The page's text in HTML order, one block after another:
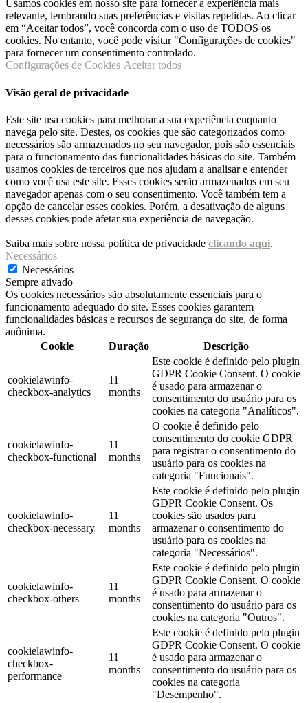
Usamos cookies em nosso site para fornecer a experiência mais
relevante, lembrando suas preferências e visitas repetidas. Ao clicar
em “Aceitar todos”, você concorda com o uso de TODOS os
cookies. No entanto, você pode visitar "Configurações de cookies"
para fornecer um consentimento controlado.
Configurações de Cookies Aceitar todos
Visão geral de privacidade
Este site usa cookies para melhorar a sua experiência enquanto
navega pelo site. Destes, os cookies que são categorizados como
necessários são armazenados no seu navegador, pois são essenciais
para o funcionamento das funcionalidades básicas do site. Também
usamos cookies de terceiros que nos ajudam a analisar e entender
como você usa este site. Esses cookies serão armazenados em seu
navegador apenas com o seu consentimento. Você também tem a
opção de cancelar esses cookies. Porém, a desativação de alguns
desses cookies pode afetar sua experiência de navegação.
Saiba mais sobre nossa política de privacidade clicando aqui.
Necessários
Necessários
Sempre ativado
Os cookies necessários são absolutamente essenciais para o
funcionamento adequado do site. Esses cookies garantem
funcionalidades básicas e recursos de segurança do site, de forma
anônima.
Cookie
Duração Descrição
cookielawinfo-
checkbox-analytics
11
months
Este cookie é definido pelo plugin
GDPR Cookie Consent. O cookie
é usado para armazenar o
consentimento do usuário para os
cookies na categoria "Analíticos".
cookielawinfo-
checkbox-functional
11
months
O cookie é definido pelo
consentimento do cookie GDPR
para registrar o consentimento do
usuário para os cookies na
categoria "Funcionais".
cookielawinfo-
checkbox-necessary
11
months
Este cookie é definido pelo plugin
GDPR Cookie Consent. Os
cookies são usados ​​para
armazenar o consentimento do
usuário para os cookies na
categoria "Necessários".
cookielawinfo-
checkbox-others
11
months
Este cookie é definido pelo plugin
GDPR Cookie Consent. O cookie
é usado para armazenar o
consentimento do usuário para os
cookies na categoria "Outros".
cookielawinfo-
checkbox-
performance
11
months
Este cookie é definido pelo plugin
GDPR Cookie Consent. O cookie
é usado para armazenar o
consentimento do usuário para os
cookies na categoria
"Desempenho".